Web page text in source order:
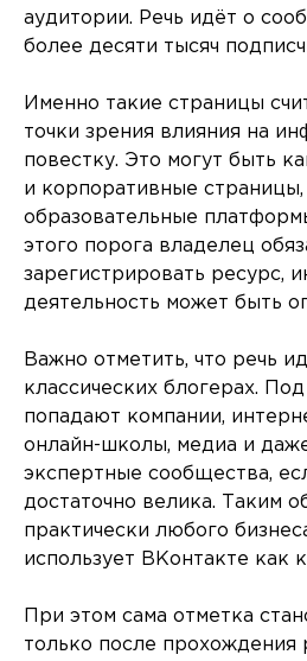
аудитории. Речь идёт о
более десяти тысяч
Именно такие страницы
точки зрения влияния на
повестку. Это могут быть
и корпоративные
образовательные
этого порога владелец
зарегистрировать ресурс,
деятельность может быть
Важно отметить, что речь
классических блогерах.
попадают компании,
онлайн-школы, медиа и
экспертные сообщества,
достаточно велика. Таким
практически любого
использует ВКонтакте как
При этом сама отметка
только после прохождения